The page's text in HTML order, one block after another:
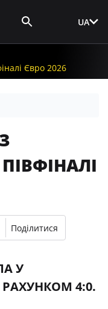
UA
Євро 2026
Поділитися
У
РАХУНКОМ 4:0.